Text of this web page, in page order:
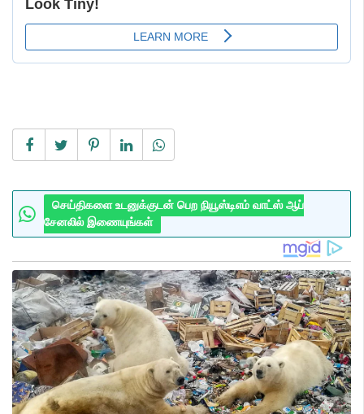
செய்திகளை உடனுக்குடன் பெற நியூஸ்டிஎம் வாட்ஸ் ஆப்
சேனலில் இணையுங்கள்